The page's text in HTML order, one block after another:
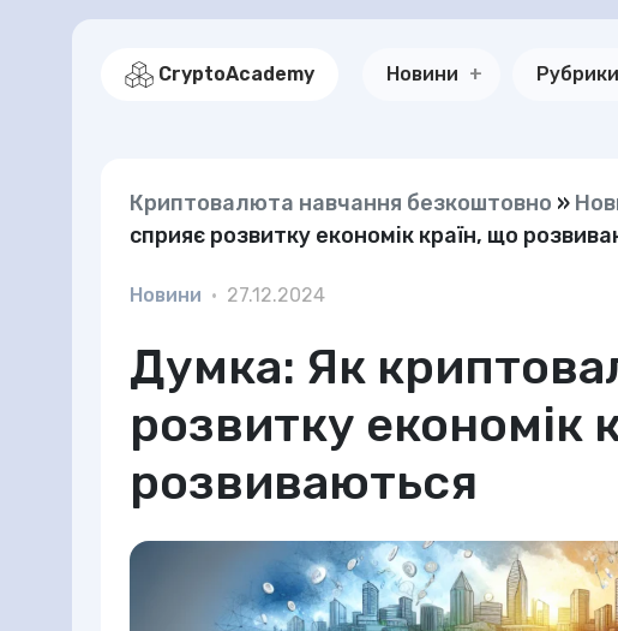
CryptoAcademy Новини Рубрики
Криптовалюта навчання безкоштовно »
сприяє розвитку економік країн, що
Новини • 27.12.2024
Думка: Як
розвитку економік
розвиваються